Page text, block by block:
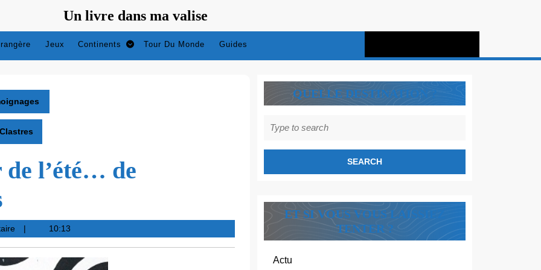
Un livre dans ma valise
Jeux Continents Tour Du Monde Guides
de l’été… de
10:13
QUELLE DESTINATION ?
for:
ET SI VOUS VOUS LAISSIEZ
TENTER ?
Actu